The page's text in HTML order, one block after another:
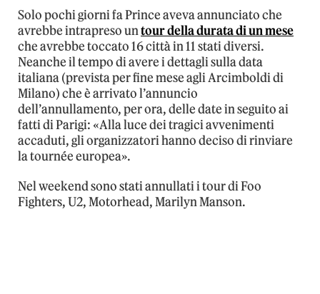
Solo pochi giorni fa Prince aveva annunciato che
avrebbe intrapreso untour della durata di un mese
che avrebbe toccato 16 città in 11 stati diversi.
Neanche il tempo di avere i dettagli sulla data
italiana (prevista per fine mese agli Arcimboldi di
Milano) che è arrivato l’annuncio
dell’annullamento, per ora, delle date in seguito ai
fatti di Parigi: «Alla luce dei tragici avvenimenti
accaduti, gli organizzatori hanno deciso di rinviare
la tournée europea».
Nel weekend sono stati annullati i tour di Foo
Fighters, U2, Motorhead, Marilyn Manson.